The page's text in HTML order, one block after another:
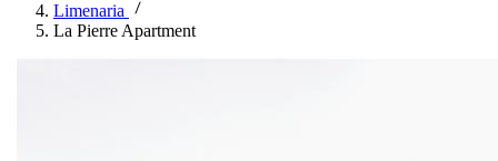
Limenaria
La Pierre Apartment